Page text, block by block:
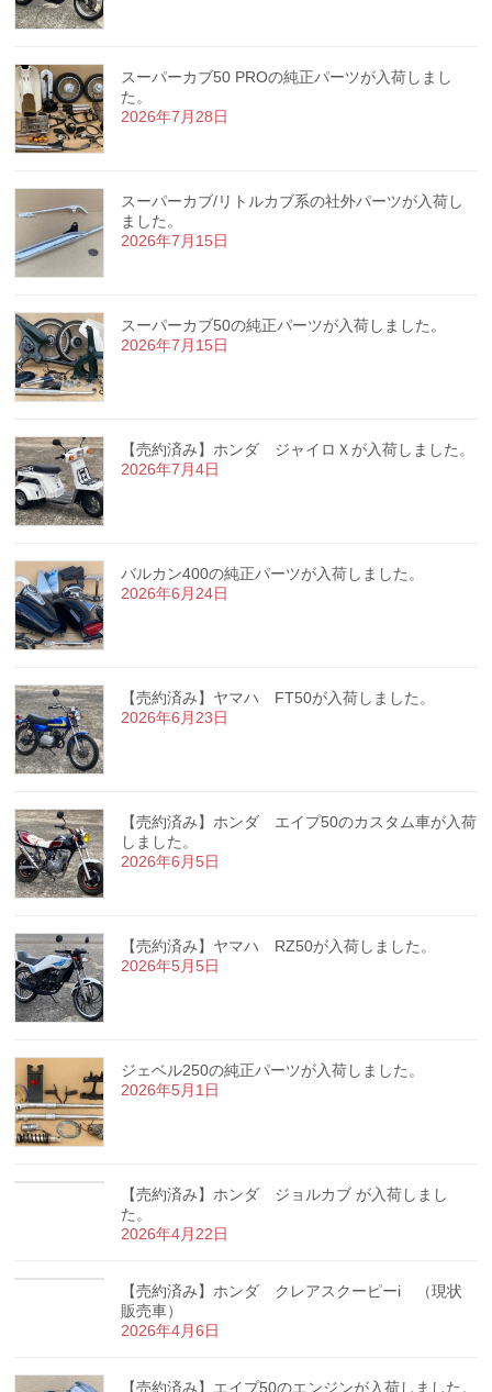
スーパーカブ50 PROの純正パーツが入荷しまし
た。
2026年7月28日
スーパーカブ/リトルカブ系の社外パーツが入荷し
ました。
2026年7月15日
スーパーカブ50の純正パーツが入荷しました。
2026年7月15日
【売約済み】ホンダ ジャイロＸが入荷しました。
2026年7月4日
バルカン400の純正パーツが入荷しました。
2026年6月24日
【売約済み】ヤマハ FT50が入荷しました。
2026年6月23日
【売約済み】ホンダ エイプ50のカスタム車が入荷
しました。
2026年6月5日
【売約済み】ヤマハ RZ50が入荷しました。
2026年5月5日
ジェベル250の純正パーツが入荷しました。
2026年5月1日
【売約済み】ホンダ ジョルカブ が入荷しまし
た。
2026年4月22日
【売約済み】ホンダ クレアスクーピーi （現状
販売車）
2026年4月6日
【売約済み】エイプ50のエンジンが入荷しました。